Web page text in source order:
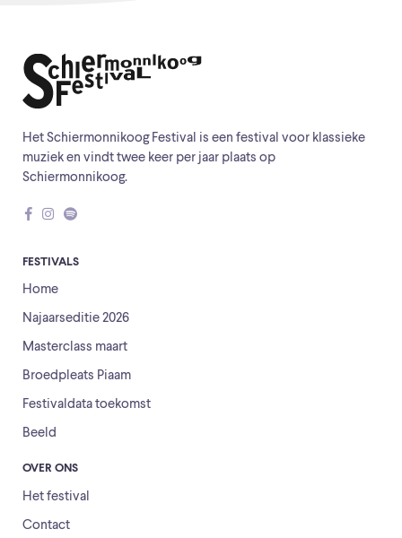
Het Schiermonnikoog Festival is een festival voor klassieke
muziek en vindt twee keer per jaar plaats op
Schiermonnikoog.
FESTIVALS
Home
Najaarseditie 2026
Masterclass maart
Broedpleats Piaam
Festivaldata toekomst
Beeld
OVER ONS
Het festival
Contact